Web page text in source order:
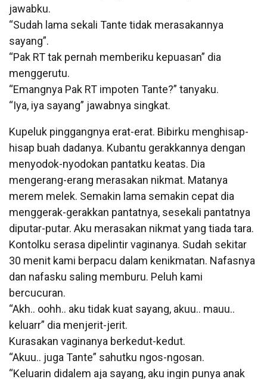
jawabku.
“Sudah lama sekali Tante tidak merasakannya
sayang”.
“Pak RT tak pernah memberiku kepuasan” dia
menggerutu.
“Emangnya Pak RT impoten Tante?” tanyaku.
“Iya, iya sayang” jawabnya singkat.
Kupeluk pinggangnya erat-erat. Bibirku menghisap-
hisap buah dadanya. Kubantu gerakkannya dengan
menyodok-nyodokan pantatku keatas. Dia
mengerang-erang merasakan nikmat. Matanya
merem melek. Semakin lama semakin cepat dia
menggerak-gerakkan pantatnya, sesekali pantatnya
diputar-putar. Aku merasakan nikmat yang tiada tara.
Kontolku serasa dipelintir vaginanya. Sudah sekitar
30 menit kami berpacu dalam kenikmatan. Nafasnya
dan nafasku saling memburu. Peluh kami
bercucuran.
“Akh.. oohh.. aku tidak kuat sayang, akuu.. mauu..
keluarr” dia menjerit-jerit.
Kurasakan vaginanya berkedut-kedut.
“Akuu.. juga Tante” sahutku ngos-ngosan.
“Keluarin didalem aja sayang, aku ingin punya anak